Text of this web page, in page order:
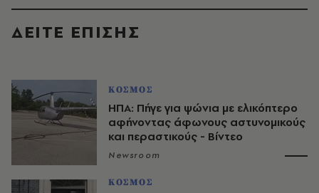
ΔΕΙΤΕ ΕΠΙΣΗΣ
ΚΟΣΜΟΣ
ΗΠΑ: Πήγε για ψώνια με ελικόπτερο
αφήνοντας άφωνους αστυνομικούς
και περαστικούς - Βίντεο
Newsroom
ΚΟΣΜΟΣ